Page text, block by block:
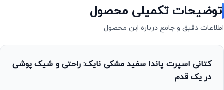
توضیحات تکمیلی محصول
اطلاعات دقیق و جامع درباره این محصول
کتانی اسپرت پاندا سفید مشکی نایک: راحتی و شیک پوشی
در یک قدم